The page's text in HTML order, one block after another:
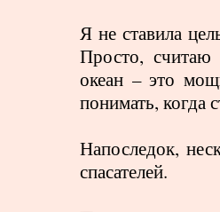
Я не ставила
Просто,
океан – это
понимать, когда
Напоследок,
спасателей.